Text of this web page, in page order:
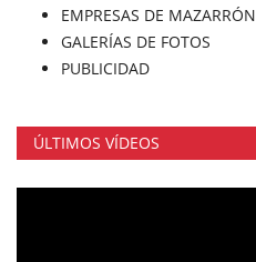
EMPRESAS DE MAZARRÓN
GALERÍAS DE FOTOS
PUBLICIDAD
ÚLTIMOS VÍDEOS